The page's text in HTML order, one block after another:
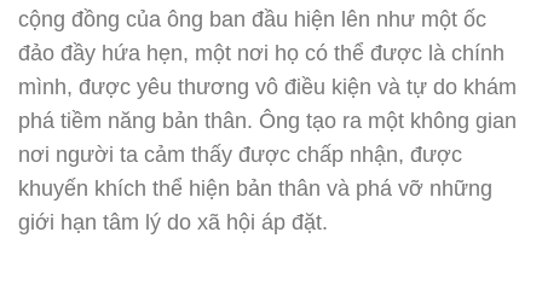
cộng đồng của ông ban đầu hiện lên như một ốc
đảo đầy hứa hẹn, một nơi họ có thể được là chính
mình, được yêu thương vô điều kiện và tự do khám
phá tiềm năng bản thân. Ông tạo ra một không gian
nơi người ta cảm thấy được chấp nhận, được
khuyến khích thể hiện bản thân và phá vỡ những
giới hạn tâm lý do xã hội áp đặt.